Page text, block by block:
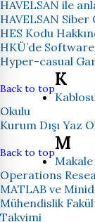
HAVELSAN ile
HAVELSAN
HES Kodu
HKÜ’de
Hyper-casual
Back to topK
Okulu
Kurum Dışı Yaz
Back to topM
Operations
MATLAB ve
Mühendislik
Takvimi